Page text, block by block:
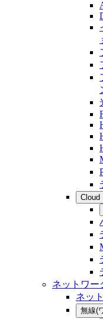
Cloud
ネットワー
ネッ
無線(